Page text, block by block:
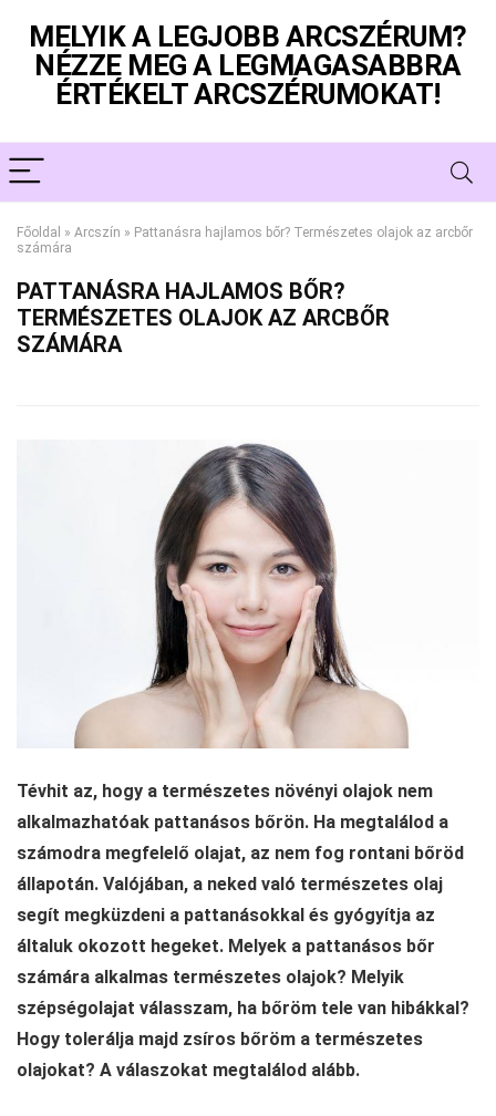
MELYIK A LEGJOBB ARCSZÉRUM?
NÉZZE MEG A LEGMAGASABBRA
ÉRTÉKELT ARCSZÉRUMOKAT!
Főoldal » Arcszín » Pattanásra hajlamos bőr? Természetes olajok az arcbőr
számára
PATTANÁSRA HAJLAMOS BŐR?
TERMÉSZETES OLAJOK AZ ARCBŐR
SZÁMÁRA
Tévhit az, hogy a természetes növényi olajok nem
alkalmazhatóak pattanásos bőrön. Ha megtalálod a
számodra megfelelő olajat, az nem fog rontani bőröd
állapotán. Valójában, a neked való természetes olaj
segít megküzdeni a pattanásokkal és gyógyítja az
általuk okozott hegeket. Melyek a pattanásos bőr
számára alkalmas természetes olajok? Melyik
szépségolajat válasszam, ha bőröm tele van hibákkal?
Hogy tolerálja majd zsíros bőröm a természetes
olajokat? A válaszokat megtalálod alább.